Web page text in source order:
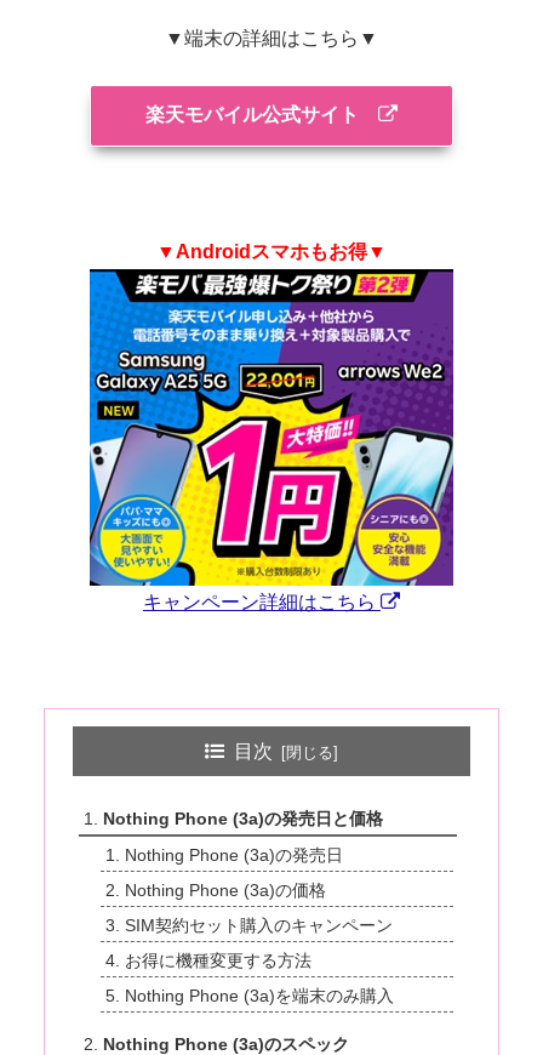
▼端末の詳細はこちら▼
楽天モバイル公式サイト
▼Androidスマホもお得▼
キャンペーン詳細はこちら
目次
Nothing Phone (3a)の発売日と価格
Nothing Phone (3a)の発売日
Nothing Phone (3a)の価格
SIM契約セット購入のキャンペーン
お得に機種変更する方法
Nothing Phone (3a)を端末のみ購入
Nothing Phone (3a)のスペック